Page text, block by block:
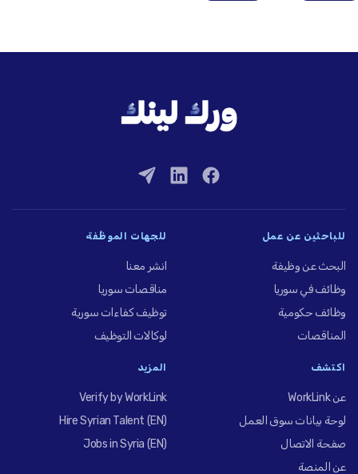
للباحثين عن عمل
البحث عن وظيفة
وظائف في سوريا
وظائف حكومية
المناقصات
للجهات الموظِّفة
انشر معنا
مناقصات سوريا
توظيف كفاءات سورية
لوكالات التوظيف
اكتشف
عن WorkLink
لوحة بيانات سوق العمل
صفحة الاتصال
عن المنصة
المزيد
Verify by WorkLink
Hire Syrian Talent (EN)
Jobs in Syria (EN)